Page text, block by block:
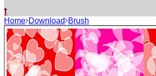
Home Download Brush